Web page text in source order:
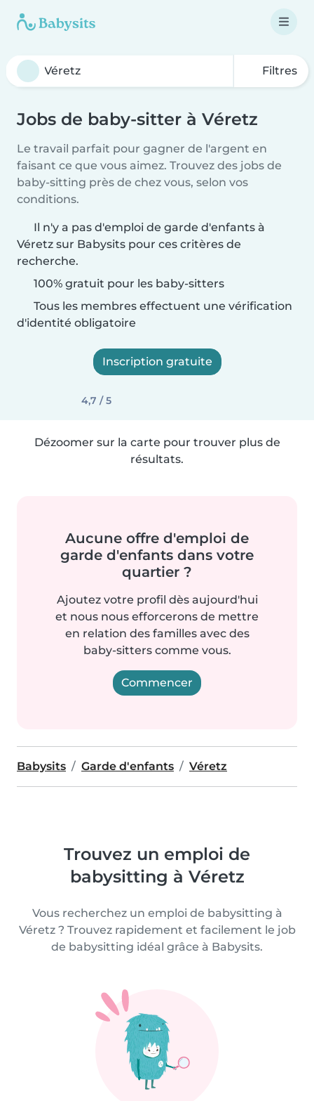
Filtres
Jobs de baby-sitter à Véretz
Le travail parfait pour gagner de l'argent en
faisant ce que vous aimez. Trouvez des jobs de
baby-sitting près de chez vous, selon vos
conditions.
Il n'y a pas d'emploi de garde d'enfants à
Véretz sur Babysits pour ces critères de
recherche.
100% gratuit pour les baby-sitters
Tous les membres effectuent une vérification
d'identité obligatoire
Inscription gratuite
4,7 / 5
Dézoomer sur la carte pour trouver plus de
résultats.
Aucune offre d'emploi de
garde d'enfants dans votre
quartier ?
Ajoutez votre profil dès aujourd'hui
et nous nous efforcerons de mettre
en relation des familles avec des
baby-sitters comme vous.
Commencer
Babysits Garde d'enfants Véretz
Trouvez un emploi de
babysitting à Véretz
Vous recherchez un emploi de babysitting à
Véretz ? Trouvez rapidement et facilement le job
de babysitting idéal grâce à Babysits.